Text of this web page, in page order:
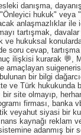
danışma,
hukuk" veya
anlaşmazlıklar ile
tartışmak,
ve hukuksal
soru cevap,
ilişkisi kurarak 💬,
amaçlayan
bir bilgi
ve Türk hukukunda
site olmayıp,
firması, banka
veyahut siyasi bir
kaynağı reklam
adanmış bir